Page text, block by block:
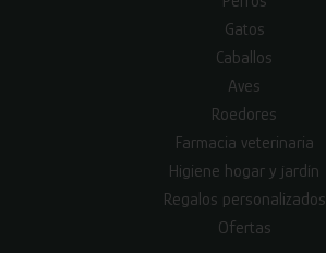
Gatos
Caballos
Aves
Roedores
Farmacia veterinaria
Higiene hogar y jardín
Regalos personalizados
Ofertas